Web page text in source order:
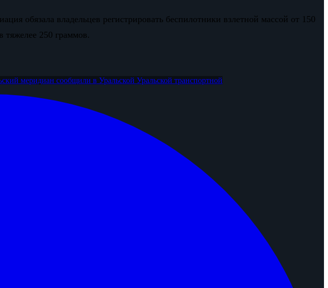
обязала владельцев регистрировать беспилотники взлетной массой от 150
тяжелее 250 граммов.
меридиан сообщили в Уральской Уральской транспортной